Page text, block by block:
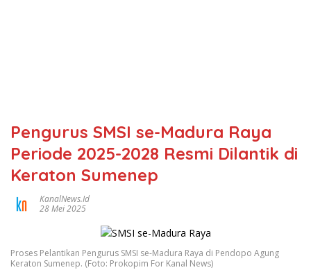
Pengurus SMSI se-Madura Raya
Periode 2025-2028 Resmi Dilantik di
Keraton Sumenep
KanalNews.id
28 Mei 2025
Proses Pelantikan Pengurus SMSI se-Madura Raya di Pendopo Agung
Keraton Sumenep. (Foto: Prokopim For Kanal News)